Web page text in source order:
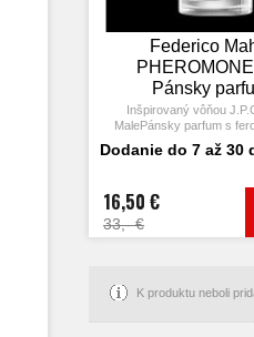
Federico
Pánsky
feromónmi
Inšpirovaný vôňou
MalePánsky parfum s
Dodanie do 7 až 30
16,50 €
33,- €
K produktu neboli